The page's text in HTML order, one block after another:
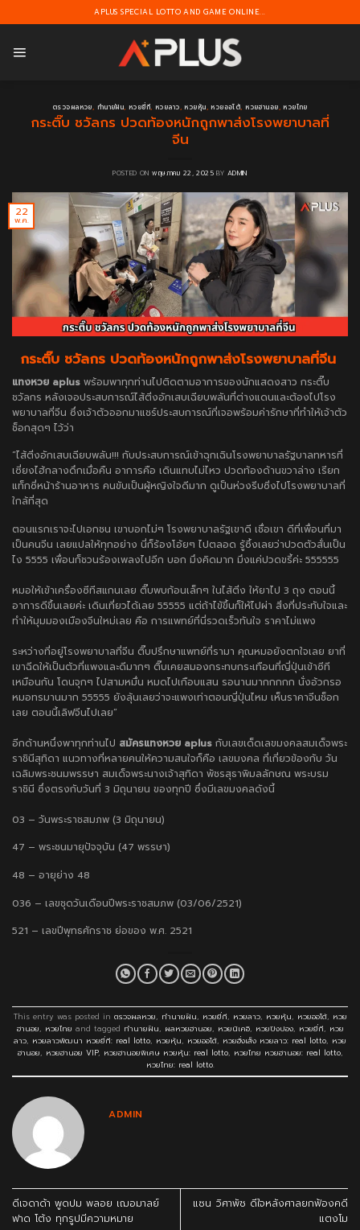
to
APLUS SPECIAL LOTTO AND GAME ONLINE...
ตรวจผลหวย, ทำนายฝัน, หวยยี่กี, หวยลาว, หวยหุ้น, หวยออโต้, หวยฮานอย, หวยไทย
กระติ๊บ ชวัลกร ปวดท้องหนักถูกพาส่งโรงพยาบาลที่
จีน
POSTED ONพฤษภาคม 22, 2025 BY ADMIN
22
พ.ค.
กระติ๊บ ชวัลกร ปวดท้องหนักถูกพาส่งโรงพยาบาลที่จีน
แทงหวย aplus พร้อมพาทุกท่านไปติดตามอาการของนักแสดงสาว กระติ๊บ
ชวัลกร หลังเจอประสบการณ์ไส้ติ่งอักเสบเฉียบพลันที่ต่างแดนและต้องไปโรง
พยาบาลที่จีน ซึ่งเจ้าตัวออกมาแชร์ประสบการณ์ที่เจอพร้อมค่ารักษาที่ทำให้เจ้าตัว
ช็อกสุดๆ ไว้ว่า
“ไส้ติ่งอักเสบเฉียบพลัน!!! กับประสบการณ์เข้าฉุกเฉินโรงพยาบาลรัฐบาลทหารที่
เซี่ยงไฮ้กลางดึกเมื่อคืน อาการคือ เดินแทบไม่ไหว ปวดท้องด้านขวาล่าง เรียก
แท็กซี่หน้าร้านอาหาร คนขับเป็นผู้หญิงใจดีมาก ดูเป็นห่วงรีบซิ่งไปโรงพยาบาลที่
ใกล้ที่สุด
ตอนแรกเราจะไปเอกชน เขาบอกไม่ๆ โรงพยาบาลรัฐเขาดี เชื่อเขา ดีที่เพื่อนที่มา
เป็นคนจีน เลยแปลให้ทุกอย่าง นี่ก็ร้องโอ้ยๆ ไปตลอด รู้ซึ้งเลยว่าปวดตัวสั่นเป็น
ไง 5555 เพื่อนก็ชวนร้องเพลงไปอีก บอก มึงคิดมาก มึงแค่ปวดขรี้ค่ะ 555555
หมอให้เข้าเครื่องซีทีสแกนเลย ติ๊บพบก้อนเล็กๆ ในไส้ติ่ง ให้ยาไป 3 ถุง ตอนนี้
อาการดีขึ้นเลยค่ะ เดินเที่ยวได้เลย 55555 แต่ถ้าไข้ขึ้นก็ให้ไปผ่า สิ่งที่ประทับใจและ
ทำให้มุมมองเมืองจีนใหม่เลย คือ การแพทย์ที่นี่รวดเร็วทันใจ ราคาไม่แพง
ระหว่างที่อยู่โรงพยาบาลที่จีน ติ๊บปรึกษาแพทย์ที่รามา คุณหมอยังตกใจเลย ยาที่
เขาฉีดให้เป็นตัวที่แพงและดีมากๆ ติ๊บเคยสมองกระทบกระเทือนที่ญี่ปุ่นเข้าซีที
เหมือนกัน โดนจุกๆ ไปสามหมื่น หมดไปเกือบแสน รอนานมากกกกก นั่งอ้วกรอ
หมอทรมานมาก 55555 ยังลุ้นเลยว่าจะแพงเท่าตอนญี่ปุ่นไหม เห็นราคาจีนช็อก
เลย ตอนนี้เลิฟจีนไปเลย”
อีกด้านหนึ่งพาทุกท่านไป สมัครแทงหวย aplus กับเลขเด็ดเลขมงคลสมเด็จพระ
ราชินีสุทิดา แนวทางที่หลายคนให้ความสนใจก็คือ เลขมงคล ที่เกี่ยวข้องกับ วัน
เฉลิมพระชนมพรรษา สมเด็จพระนางเจ้าสุทิดา พัชรสุธาพิมลลักษณ พระบรม
ราชินี ซึ่งตรงกับวันที่ 3 มิถุนายน ของทุกปี ซึ่งมีเลขมงคลดังนี้
03 – วันพระราชสมภพ (3 มิถุนายน)
47 – พระชนมายุปัจจุบัน (47 พรรษา)
48 – อายุย่าง 48
036 – เลขชุดวันเดือนปีพระราชสมภพ (03/06/2521)
521 – เลขปีพุทธศักราช ย่อของ พ.ศ. 2521
This entry was posted in ตรวจผลหวย, ทำนายฝัน, หวยยี่กี, หวยลาว, หวยหุ้น, หวยออโต้, หวย
ฮานอย, หวยไทย and tagged ทำนายฝัน, ผลหวยฮานอย, หวยนิเคอิ, หวยปิงปอง, หวยยี่กี, หวย
ลาว, หวยลาวพัฒนา หวยยี่กี: real lotto, หวยหุ้น, หวยออโต้, หวยฮั่งเส็ง หวยลาว: real lotto, หวย
ฮานอย, หวยฮานอย VIP, หวยฮานอยพิเศษ หวยหุ้น: real lotto, หวยไทย หวยฮานอย: real lotto,
หวยไทย: real lotto.
ADMIN
ดีเจดาด้า พูดปม พลอย เฌอมาลย์
ฟาด โต้ง ทุกรูปมีความหมาย
แซน วิศาพัช ดีใจหลังศาลยกฟ้องคดี
แตงโม